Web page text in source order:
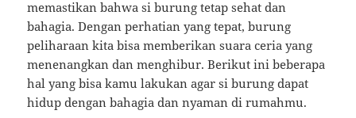
memastikan bahwa si burung tetap sehat dan
bahagia. Dengan perhatian yang tepat, burung
peliharaan kita bisa memberikan suara ceria yang
menenangkan dan menghibur. Berikut ini beberapa
hal yang bisa kamu lakukan agar si burung dapat
hidup dengan bahagia dan nyaman di rumahmu.